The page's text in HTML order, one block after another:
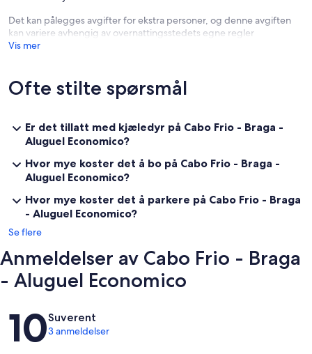
Det kan pålegges avgifter for ekstra personer, og denne avgiften
kan variere avhengig av overnattingsstedets egne regler
Vis mer
Ofte stilte spørsmål
Er det tillatt med kjæledyr på Cabo Frio - Braga -
Aluguel Economico?
Hvor mye koster det å bo på Cabo Frio - Braga -
Aluguel Economico?
Hvor mye koster det å parkere på Cabo Frio - Braga
- Aluguel Economico?
Se flere
Anmeldelser av Cabo Frio - Braga
- Aluguel Economico
Anmeldelser
10Suverent
3 anmeldelser